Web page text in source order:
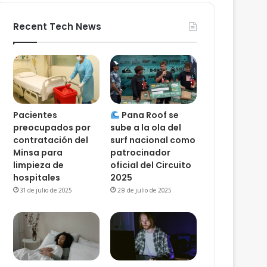
Recent Tech News
Pacientes
preocupados por
contratación del
Minsa para
limpieza de
hospitales
31 de julio de 2025
Pana Roof se
sube a la ola del
surf nacional como
patrocinador
oficial del Circuito
2025
28 de julio de 2025